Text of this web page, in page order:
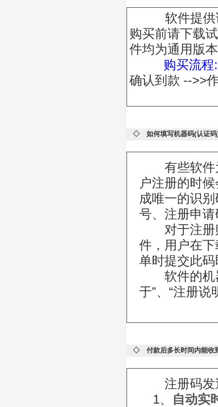
软件提供试
购买前请下载
件均为通用版
购买流程:
确认到款 -->>
◇ 如何填写机器码(认证码
有些软件为
户注册的时
成唯一的识
号、注册申
对于注册购
件，用户在
单时提交此
软件的机器
于”、“注册
◇ 付款后多长时间内能收
注册码发
1、
自动实